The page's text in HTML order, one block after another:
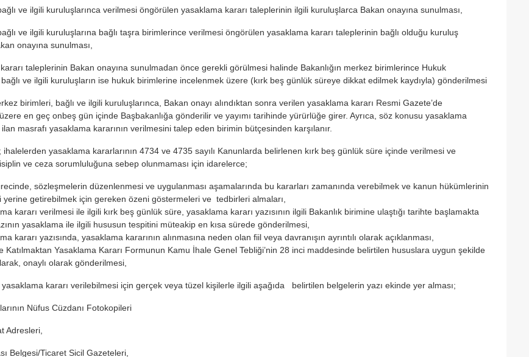
ve ilgili kuruluşlarınca verilmesi öngörülen yasaklama kararı taleplerinin ilgili kuruluşlarca Bakan onayına sunulması,
ve ilgili kuruluşlarına bağlı taşra birimlerince verilmesi öngörülen yasaklama kararı taleplerinin bağlı olduğu kuruluş
onayına sunulması,
taleplerinin Bakan onayına sunulmadan önce gerekli görülmesi halinde Bakanlığın merkez birimlerince Hukuk
ve ilgili kuruluşların ise hukuk birimlerine incelenmek üzere (kırk beş günlük süreye dikkat edilmek kaydıyla) gönderilmesi
birimleri, bağlı ve ilgili kuruluşlarınca, Bakan onayı alındıktan sonra verilen yasaklama kararı Resmi Gazete’de
en geç onbeş gün içinde Başbakanlığa gönderilir ve yayımı tarihinde yürürlüğe girer. Ayrıca, söz konusu yasaklama
masrafı yasaklama kararının verilmesini talep eden birimin bütçesinden karşılanır.
ihalelerden yasaklama kararlarının 4734 ve 4735 sayılı Kanunlarda belirlenen kırk beş günlük süre içinde verilmesi ve
ve ceza sorumluluğuna sebep olunmaması için idarelerce;
sözleşmelerin düzenlenmesi ve uygulanması aşamalarında bu kararları zamanında verebilmek ve kanun hükümlerinin
yerine getirebilmek için gereken özeni göstermeleri ve tedbirleri almaları,
kararı verilmesi ile ilgili kırk beş günlük süre, yasaklama kararı yazısının ilgili Bakanlık birimine ulaştığı tarihte başlamakta
yasaklama ile ilgili hususun tespitini müteakip en kısa sürede gönderilmesi,
kararı yazısında, yasaklama kararının alınmasına neden olan fiil veya davranışın ayrıntılı olarak açıklanması,
Katılmaktan Yasaklama Kararı Formunun Kamu İhale Genel Tebliği’nin 28 inci maddesinde belirtilen hususlara uygun şekilde
onaylı olarak gönderilmesi,
kararı verilebilmesi için gerçek veya tüzel kişilerle ilgili aşağıda belirtilen belgelerin yazı ekinde yer alması;
Nüfus Cüzdanı Fotokopileri
Adresleri,
Belgesi/Ticaret Sicil Gazeteleri,